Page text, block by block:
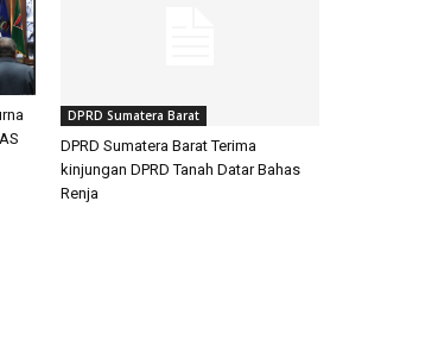
DPRD Sumatera Barat
DPRD Sumatera Barat Terima
kinjungan DPRD Tanah Datar Bahas
Renja